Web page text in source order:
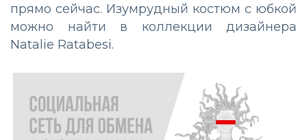
прямо сейчас. Изумрудный костюм с юбкой
можно найти в коллекции дизайнера
Natalie Ratabesi.